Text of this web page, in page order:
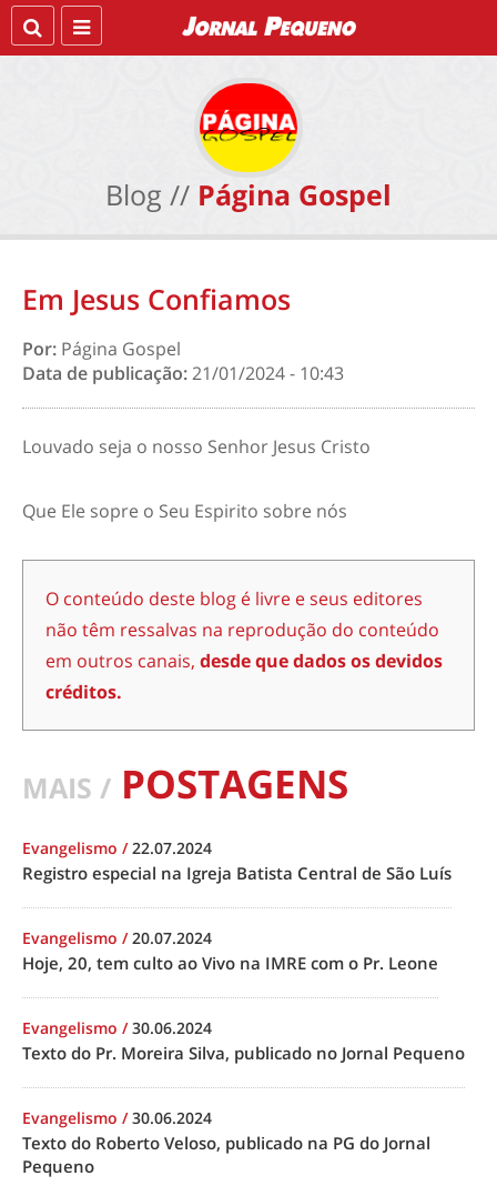
Blog // Página Gospel
Em Jesus Confiamos
Por: Página Gospel
Data de publicação:21/01/2024 - 10:43
Louvado seja o nosso Senhor Jesus Cristo
Que Ele sopre o Seu Espirito sobre nós
O conteúdo deste blog é livre e seus editores
não têm ressalvas na reprodução do conteúdo
em outros canais, desde que dados os devidos
créditos.
MAIS / POSTAGENS
Evangelismo /22.07.2024
Registro especial na Igreja Batista Central de São Luís
Evangelismo /20.07.2024
Hoje, 20, tem culto ao Vivo na IMRE com o Pr. Leone
Evangelismo /30.06.2024
Texto do Pr. Moreira Silva, publicado no Jornal Pequeno
Evangelismo /30.06.2024
Texto do Roberto Veloso, publicado na PG do Jornal
Pequeno